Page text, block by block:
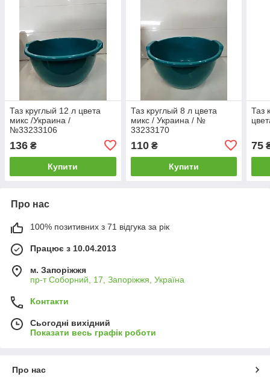
Таз круглый 12 л цвета
микс /Украина /
№33233106
136 ₴
Купити
Таз круглый 8 л цвета
микс / Украина / №
33233170
110₴
Купити
Таз
75
Про нас
100% позитивних з 71 відгука за рік
Працює з 10.04.2013
м. Запоріжжя
пр-т Соборний, 17, Запоріжжя, Україна
Контакти
Сьогодні вихідний
Показати весь графік роботи
Про нас